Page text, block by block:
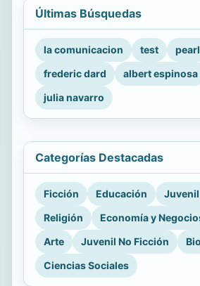
Últimas Búsquedas
la comunicacion test
frederic dard
albert espinosa
julia navarro
Categorías Destacadas
Ficción Educación
Religión
Economía y
Arte
Juvenil No Ficción
Ciencias Sociales